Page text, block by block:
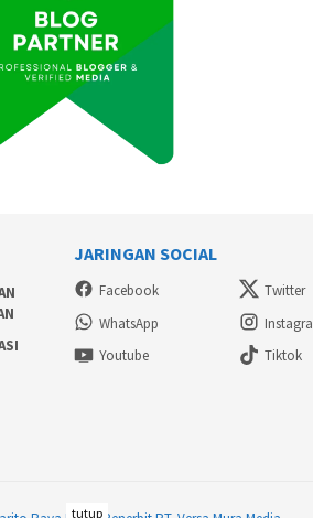
JARINGAN SOCIAL
Facebook Twitter
WhatsApp
Youtube
Tiktok
tutup